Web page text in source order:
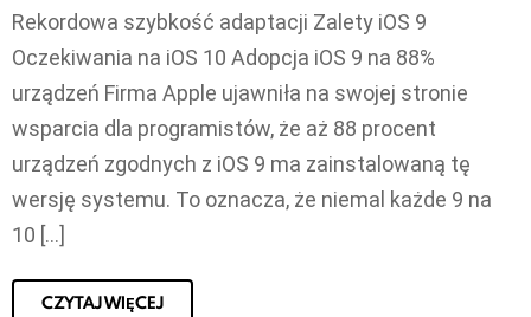
Rekordowa szybkość adaptacji Zalety iOS 9
Oczekiwania na iOS 10 Adopcja iOS 9 na 88%
urządzeń Firma Apple ujawniła na swojej stronie
wsparcia dla programistów, że aż 88 procent
urządzeń zgodnych z iOS 9 ma zainstalowaną tę
wersję systemu. To oznacza, że niemal każde 9 na
10 […]
CZYTAJ WIĘCEJ